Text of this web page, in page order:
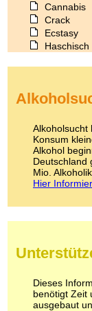
Cannabis
Crack
Ecstasy
Haschisch
Kokain
LSD
Marihuana
Meskalin
Methadon
Pilze
Alkoholsucht
Konsum
Alkohol
Deutschland
Mio.
Hier
Dieses
benötigt Zeit
ausgebaut